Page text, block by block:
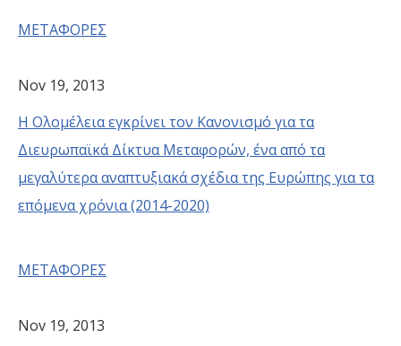
ΜΕΤΑΦΟΡΕΣ
Nov 19, 2013
H Oλομέλεια εγκρίνει τον Kανονισμό για τα
Διευρωπαϊκά Δίκτυα Mεταφορών, ένα από τα
μεγαλύτερα αναπτυξιακά σχέδια της Ευρώπης για τα
επόμενα χρόνια (2014-2020)
ΜΕΤΑΦΟΡΕΣ
Nov 19, 2013